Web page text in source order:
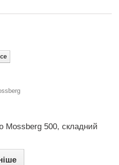
Mossberg 500, складний